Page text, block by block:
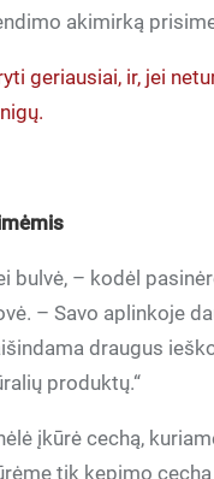
akimirką
geriausiai, ir, jei
bulvė, – kodėl
– Savo aplinkoje
draugus
produktų.“
įkūrė cechą,
tik kepimo